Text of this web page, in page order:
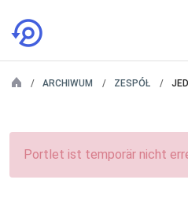
ARCHIWUM ZESPÓŁ
Portlet ist temporär nicht